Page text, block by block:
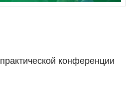
конференции